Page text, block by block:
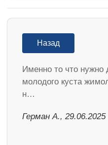
Назад
Именно то что
молодого куста
н…
Герман А., 29.06.2025